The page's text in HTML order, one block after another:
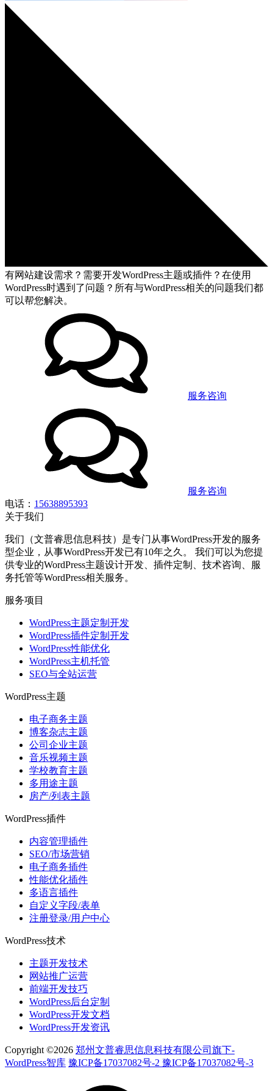
有网站建设需求？需要开发WordPress主题或插件？在使用
WordPress时遇到了问题？所有与WordPress相关的问题我们都
可以帮您解决。
服务咨询
服务咨询
电话： 15638895393
关于我们
我们（文普睿思信息科技）是专门从事WordPress开发的服务
型企业，从事WordPress开发已有10年之久。 我们可以为您提
供专业的WordPress主题设计开发、插件定制、技术咨询、服
务托管等WordPress相关服务。
服务项目
WordPress主题定制开发
WordPress插件定制开发
WordPress性能优化
WordPress主机托管
SEO与全站运营
WordPress主题
电子商务主题
博客杂志主题
公司企业主题
音乐视频主题
学校教育主题
多用途主题
房产/列表主题
WordPress插件
内容管理插件
SEO/市场营销
电子商务插件
性能优化插件
多语言插件
自定义字段/表单
注册登录/用户中心
WordPress技术
主题开发技术
网站推广运营
前端开发技巧
WordPress后台定制
WordPress开发文档
WordPress开发资讯
Copyright ©2026 郑州文普睿思信息科技有限公司旗下-
WordPress智库 豫ICP备17037082号-2 豫ICP备17037082号-3